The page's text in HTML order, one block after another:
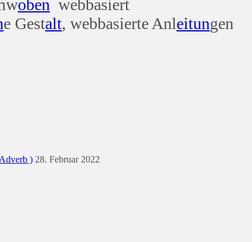
oben webbasiert
e Gestalt, webbasierte Anleitungen
) 28. Februar 2022